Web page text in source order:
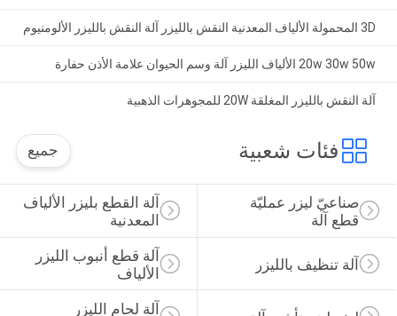
3D المحمولة الألياف المعدنية النقش بالليزر آلة النقش بالليزر الألومنيوم
20w 30w 50w الألياف الليزر آلة وسم الحيوان علامة الأذن حفارة
آلة النقش بالليزر المغلقة 20W للمجوهرات الذهبية
فئات شعبية جميع
آلة القطع بليزر الألياف
المعدنية
صناعيّ ليزر عمليّة
قطع آلة
آلة قطع أنبوب الليزر
الألياف
آلة تنظيف بالليزر
آلة لحام الليزر